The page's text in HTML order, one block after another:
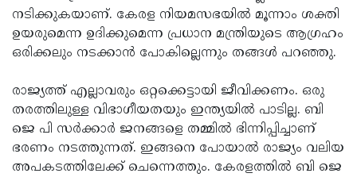
Updates
Assembly
Polls
Kerala
Local
Election
Look
2025
നടിക്കുകയാണ്. കേരള നിയമസഭയില്‍ മൂന്നാം ശക്തി
ഉയരുമെന്ന ഉദിക്കുമെന്ന പ്രധാന മന്ത്രിയുടെ ആഗ്രഹം
ഒരിക്കലും നടക്കാന്‍ പോകില്ലെന്നും തങ്ങള്‍ പറഞ്ഞു.
രാജ്യത്ത് എല്ലാവരും ഒറ്റക്കെട്ടായി ജീവിക്കണം. ഒരു
തരത്തിലുള്ള വിഭാഗീയതയും ഇന്ത്യയില്‍ പാടില്ല. ബി
ജെ പി സര്‍ക്കാര്‍ ജനങ്ങളെ തമ്മില്‍ ഭിന്നിപ്പിച്ചാണ്
ഭരണം നടത്തുന്നത്. ഇങ്ങനെ പോയാല്‍ രാജ്യം വലിയ
അപകടത്തിലേക്ക് ചെന്നെത്തും. കേരളത്തില്‍ ബി ജെ